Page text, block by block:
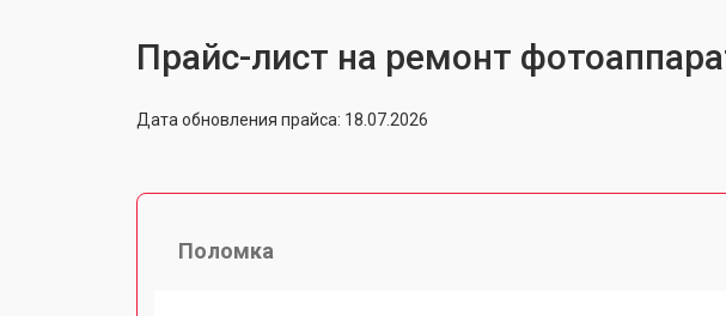
Прайс-лист на ремонт
Дата обновления прайса: 18.07.2026
Поломка